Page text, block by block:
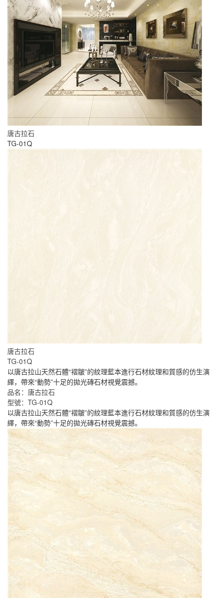
唐古拉石
TG-01Q
唐古拉石
TG-01Q
以唐古拉山天然石體“褶皺”的紋理藍本進行石材紋理和質感的仿生演
繹，帶來“動勢”十足的拋光磚石材視覺震撼。
品名：唐古拉石
型號：TG-01Q
以唐古拉山天然石體“褶皺”的紋理藍本進行石材紋理和質感的仿生演
繹，帶來“動勢”十足的拋光磚石材視覺震撼。